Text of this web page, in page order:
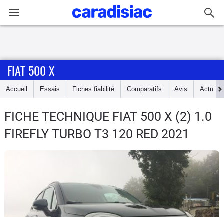
Accueil
Essais
Utilitaires
FIAT 500 X
Accueil Essais Fiches fiabilité Comparatifs Avis Actu
FICHE TECHNIQUE FIAT 500 X (2) 1.0
FIREFLY TURBO T3 120 RED 2021